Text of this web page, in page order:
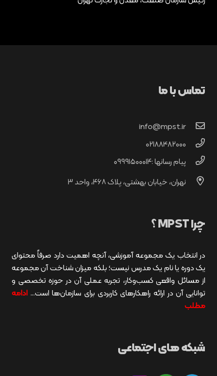
تماس با ما
info@mpst.ir
02188482000
پیام رسانها :۰۹۹۹۱۵۰۰۰۱۴
نهران، خیابان بهشتی، پلاک ۴۶۸، واحد ۳
چرا MPST ؟
در انتخاب یک مجموعه آموزشی، آنچه اهمیت دارد صرفاً محتوای
یک دوره یا نام یک مدرس نیست؛ بلکه میزان شناخت آن مجموعه
از مسائل واقعی کسب‌وکار، تجربه عملی آن در حوزه تخصصی و
توانایی آن در ارائه راهکارهای کاربردی برای سازمان‌ها است… ادامه
مطلب
شبکه های اجتماعی